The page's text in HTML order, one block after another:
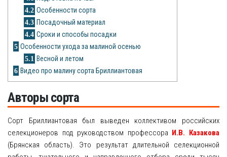
Рецепты
О сайте
4.2 Особенности сорта
4.3 Посадочный материал
4.4 Сроки и способы посадки
5 Особенности ухода за малиной осенью
5.1 Весной и летом
6 Видео про малину сорта Бриллиантовая
Авторы сорта
Сорт Бриллиантовая был выведен коллективом российских
селекционеров под руководством профессора И.В. Казакова
(Брянская область). Это результат длительной селекционной